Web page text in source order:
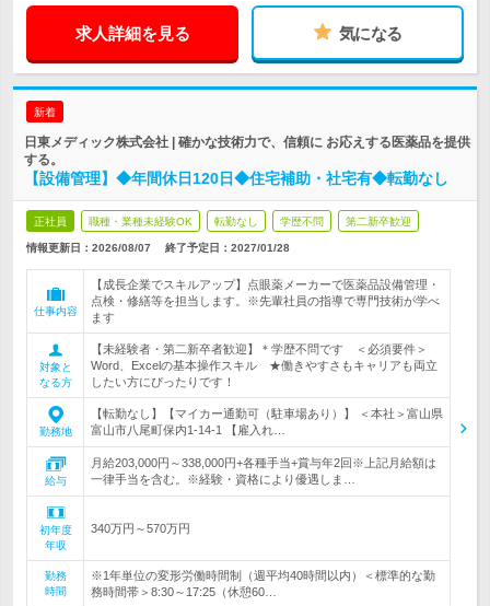
求人詳細を見る 気になる
新着
日東メディック株式会社 | 確かな技術力で、信頼に お応えする医薬品を提供
する。
【設備管理】◆年間休日120日◆住宅補助・社宅有◆転勤なし
正社員 職種・業種未経験OK 転勤なし 学歴不問 第二新卒歓迎
情報更新日：2026/08/07 終了予定日： 2027/01/28
仕事内容
【成長企業でスキルアップ】点眼薬メーカーで医薬品設備管理・
点検・修繕等を担当します。※先輩社員の指導で専門技術が学べ
ます
対象と
なる方
【未経験者・第二新卒者歓迎】＊学歴不問です ＜必須要件＞
Word、Excelの基本操作スキル ★働きやすさもキャリアも両立
したい方にぴったりです！
勤務地
【転勤なし】【マイカー通勤可（駐車場あり）】 ＜本社＞富山県
富山市八尾町保内1-14-1 【雇入れ…
給与
月給203,000円～338,000円+各種手当+賞与年2回※上記月給額は
一律手当を含む。※経験・資格により優遇しま…
初年度
年収
340万円～570万円
勤務
時間
※1年単位の変形労働時間制（週平均40時間以内）＜標準的な勤
務時間帯＞8:30～17:25（休憩60…